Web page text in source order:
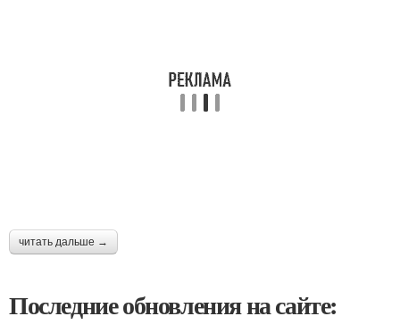
читать дальше →
Последние обновления на сайте: